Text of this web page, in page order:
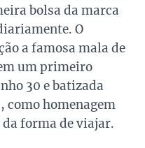
bolsa da marca
O
a famosa mala de
um primeiro
30 e batizada
comohomenagem
forma de viajar.